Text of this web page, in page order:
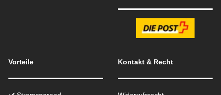
Vorteile Kontakt & Recht